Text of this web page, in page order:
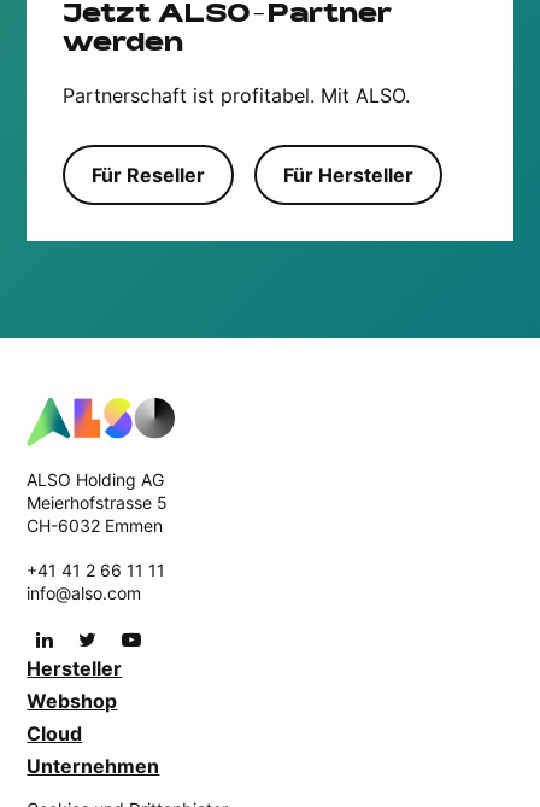
Jetzt ALSO-Partner
werden
Partnerschaft ist profitabel. Mit ALSO.
Für Reseller Für Hersteller
ALSO Holding AG
Meierhofstrasse 5
CH-6032 Emmen
+41 41 2 66 11 11
info@also.com
Hersteller
Webshop
Cloud
Unternehmen